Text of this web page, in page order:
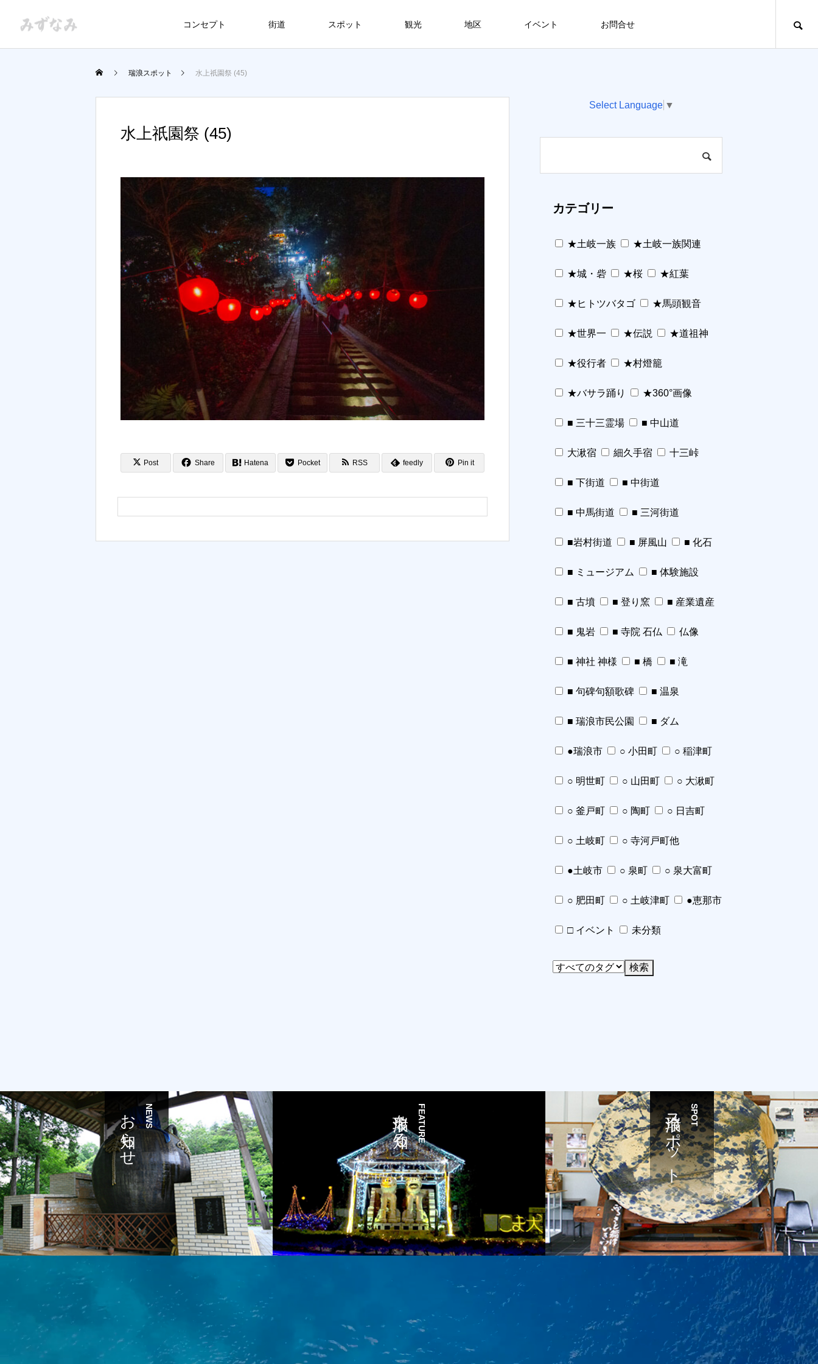
コンセプト 街道 スポット 観光 地区 イベント お問合せ
瑞浪スポット 水上祇園祭 (45)
水上祇園祭 (45)
Post Share Hatena Pocket RSS feedly Pin it
Select Language ▼
カテゴリー
★土岐一族 ★土岐一族関連
★城・砦 ★桜 ★紅葉
★ヒトツバタゴ ★馬頭観音
★世界一 ★伝説 ★道祖神
★役行者 ★村燈籠
★バサラ踊り ★360°画像
■ 三十三霊場 ■ 中山道
大湫宿 細久手宿 十三峠
■ 下街道 ■ 中街道
■ 中馬街道 ■ 三河街道
■岩村街道 ■ 屏風山 ■ 化石
■ ミュージアム ■ 体験施設
■ 古墳 ■ 登り窯 ■ 産業遺産
■ 鬼岩 ■ 寺院 石仏 仏像
■ 神社 神様 ■ 橋 ■ 滝
■ 句碑句額歌碑 ■ 温泉
■ 瑞浪市民公園 ■ ダム
●瑞浪市 ○ 小田町 ○ 稲津町
○ 明世町 ○ 山田町 ○ 大湫町
○ 釜戸町 ○ 陶町 ○ 日吉町
○ 土岐町 ○ 寺河戸町他
●土岐市 ○ 泉町 ○ 泉大富町
○ 肥田町 ○ 土岐津町 ●恵那市
□ イベント 未分類
NEWS
お知らせ FEATURE
瑞浪を知る SPOT
瑞浪スポット